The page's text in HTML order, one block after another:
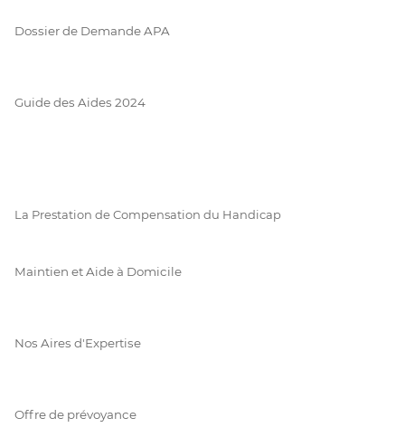
Dossier de Demande APA
Guide des Aides 2024
La Prestation de Compensation du Handicap
Maintien et Aide à Domicile
Nos Aires d'Expertise
Offre de prévoyance